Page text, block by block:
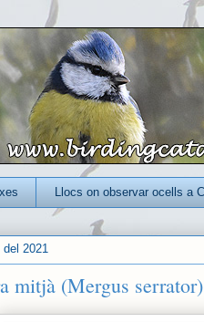
Llocs on observar ocells a
2021
mitjà (Mergus